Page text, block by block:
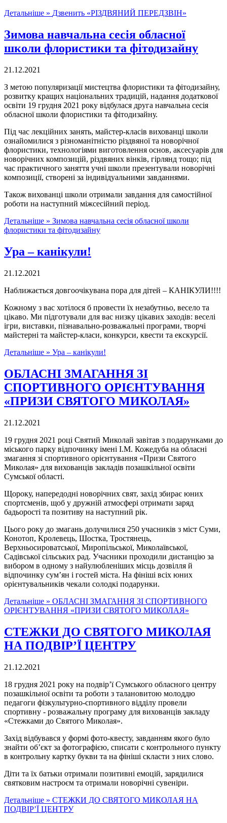
Детальніше » Дзвенить «РІЗДВЯНИЙ ПЕРЕДЗВІН»
Зимова навчальна сесія обласної
школи флористики та фітодизайну
21.12.2021
З метою популяризації мистецтва флористики та фітодизайну,
розвитку кращих національних традицій, надання додаткової
освіти 19 грудня 2021 року відбулася друга навчальна сесія
обласної школи флористики та фітодизайну.
Під час лекційних занять, майстер-класів вихованці школи
ознайомилися з різноманітністю різдвяної та новорічної
флористики, технологіями виготовлення основ, аксесуарів для
новорічних композицій, різдвяних вінків, гірлянд тощо; під
час практичного заняття учні школи презентували новорічні
композиції, створені за індивідуальними завданнями.
Також вихованці школи отримали завдання для самостійної
роботи на наступний міжсесійний період.
Детальніше » Зимова навчальна сесія обласної школи
флористики та фітодизайну
Ура – канікули!
21.12.2021
Наближається довгоочікувана пора для дітей – КАНІКУЛИ!!!!
Кожному з вас хотілося б провести їх незабутньо, весело та
цікаво. Ми підготували для вас низку цікавих заходів: веселі
ігри, виставки, пізнавально-розважальні програми, творчі
майстерні та майстер-класи, конкурси, квести та екскурсії.
Детальніше » Ура – канікули!
ОБЛАСНІ ЗМАГАННЯ ЗІ
СПОРТИВНОГО ОРІЄНТУВАННЯ
«ПРИЗИ СВЯТОГО МИКОЛАЯ»
21.12.2021
19 грудня 2021 році Святий Миколай завітав з подарунками до
міського парку відпочинку імені І.М. Кожедуба на обласні
змагання зі спортивного орієнтування «Призи Святого
Миколая» для вихованців закладів позашкільної освіти
Сумської області.
Щороку, напередодні новорічних свят, захід збирає юних
спортсменів, щоб у дружній атмосфері отримати заряд
бадьорості та позитиву на наступний рік.
Цього року до змагань долучилися 250 учасників з міст Суми,
Конотоп, Кролевець, Шостка, Тростянець,
Верхньосироватської, Миропільської, Миколаївської,
Садівської сільських рад. Учасники проходили дистанцію за
вибором в одному з найулюбленіших місць дозвілля й
відпочинку сум’ян і гостей міста. На фініші всіх юних
орієнтувальників чекали солодкі подарунки.
Детальніше » ОБЛАСНІ ЗМАГАННЯ ЗІ СПОРТИВНОГО
ОРІЄНТУВАННЯ «ПРИЗИ СВЯТОГО МИКОЛАЯ»
СТЕЖКИ ДО СВЯТОГО МИКОЛАЯ
НА ПОДВІР’Ї ЦЕНТРУ
21.12.2021
18 грудня 2021 року на подвір’ї Сумського обласного центру
позашкільної освіти та роботи з талановитою молоддю
педагоги фізкультурно-спортивного відділу провели
спортивну - розважальну програму для вихованців закладу
«Стежками до Святого Миколая».
Захід відбувався у формі фото-квесту, завданням якого було
знайти об’єкт за фотографією, списати с контрольного пункту
в контрольну картку букви та на фініші скласти з них слово.
Діти та їх батьки отримали позитивні емоцій, зарядилися
святковим настроєм та отримали новорічні сувеніри.
Детальніше » СТЕЖКИ ДО СВЯТОГО МИКОЛАЯ НА
ПОДВІР’Ї ЦЕНТРУ